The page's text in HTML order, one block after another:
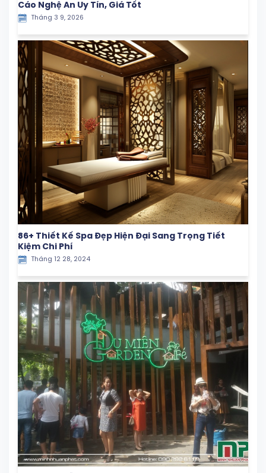
Cáo Nghệ An Uy Tín, Giá Tốt
Tháng 3 9, 2026
86+ Thiết Kế Spa Đẹp Hiện Đại Sang Trọng Tiết
Kiệm Chi Phí
Tháng 12 28, 2024